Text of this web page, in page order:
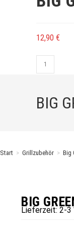
12,90 €
BIG
GREEN
Holzchips
BIG
Start > Grillzubehör > Big
BIG
Lieferzeit: 2-3